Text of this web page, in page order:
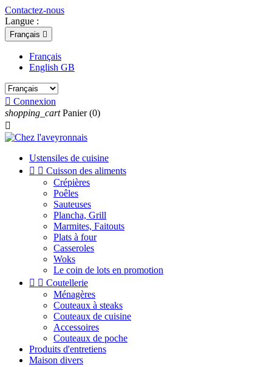
Contactez-nous
Langue :
Français 
Français
English GB
 Connexion
shopping_cart Panier (0)

Ustensiles de cuisine
  Cuisson des aliments
Crépières
Poêles
Sauteuses
Plancha, Grill
Marmites, Faitouts
Plats à four
Casseroles
Woks
Le coin de lots en promotion
  Coutellerie
Ménagères
Couteaux à steaks
Couteaux de cuisine
Accessoires
Couteaux de poche
Produits d'entretiens
Maison divers